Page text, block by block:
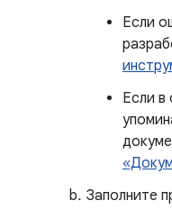
Если
Если
Заполните